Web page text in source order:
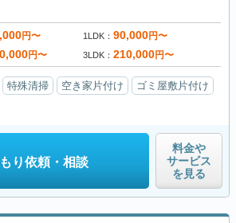
円〜 1LDK 90,000円〜
円〜 3LDK 210,000円〜
特殊清掃 空き家片付け
ゴミ屋敷片付け
り依頼・相談
料金や
サービス
を見る